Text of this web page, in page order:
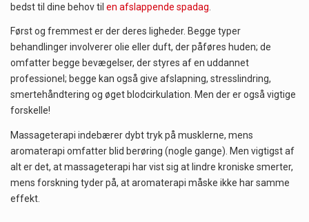
bedst til dine behov til en afslappende spadag
Først og fremmest er der deres ligheder. Begge typer
behandlinger involverer olie eller duft, der påføres huden; de
omfatter begge bevægelser, der styres af en uddannet
professionel; begge kan også give afslapning, stresslindring,
smertehåndtering og øget blodcirkulation. Men der er også vigtige
forskelle!
Massageterapi indebærer dybt tryk på musklerne, mens
aromaterapi omfatter blid berøring (nogle gange). Men vigtigst af
alt er det, at massageterapi har vist sig at lindre kroniske smerter,
mens forskning tyder på, at aromaterapi måske ikke har samme
effekt.